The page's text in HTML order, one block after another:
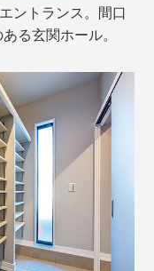
ントランス。間口
る玄関ホール。